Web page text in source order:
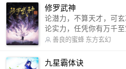
微博：皇甫奇（地址：
87） QQ交流群：320238210【普通群】 574501330
【VIP订阅群】 欢
修罗武神
论潜力，不算天才，可
论实力，任凭你有万千
军。 我是谁？天下众生视我为修罗，却不知，我以
信公众号：善良的蜜蜂后
善良的蜜蜂 东方玄幻
九星霸体诀